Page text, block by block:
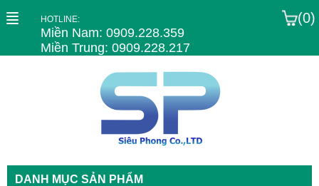
HOTLINE:
Miền Nam: 0909.228.359
Miền Trung: 0909.228.217
(0)
DANH MỤC SẢN PHẨM